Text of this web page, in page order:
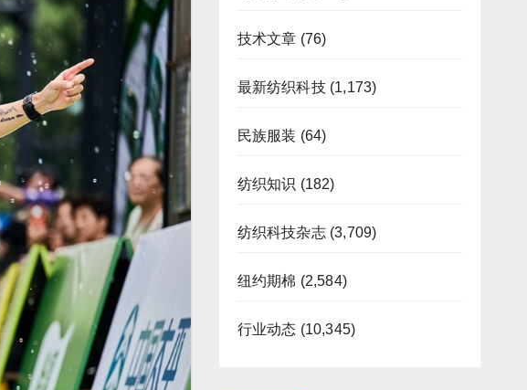
技术文章 (76)
最新纺织科技(1,173)
民族服装 (64)
纺织知识 (182)
纺织科技杂志(3,709)
纽约期棉 (2,584)
行业动态 (10,345)